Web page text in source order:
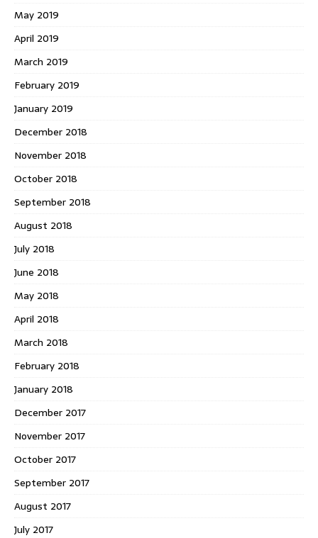
May 2019
April 2019
March 2019
February 2019
January 2019
December 2018
November 2018
October 2018
September 2018
August 2018
July 2018
June 2018
May 2018
April 2018
March 2018
February 2018
January 2018
December 2017
November 2017
October 2017
September 2017
August 2017
July 2017